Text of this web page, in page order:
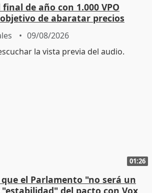
de año con 1.000 VPO
de abaratar precios
09/08/2026
01:26
el Parlamento "no será un
del pacto con Vox